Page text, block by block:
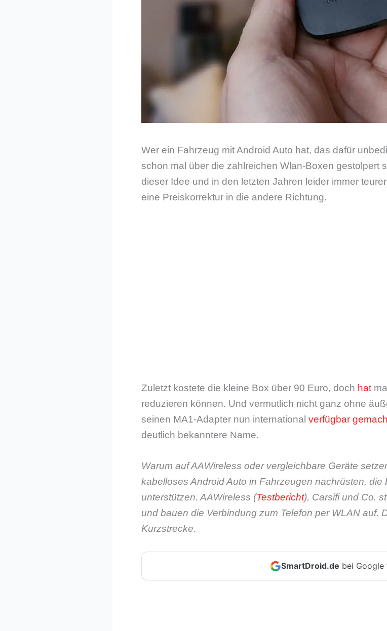
Wer ein Fahrzeug mit Android Auto hat, das dafür
schon mal über die zahlreichen Wlan-Boxen gestolpert
dieser Idee und in den letzten Jahren leider immer
eine Preiskorrektur in die andere Richtung.
Zuletzt kostete die kleine Box über 90 Euro, doch hat
reduzieren können. Und vermutlich nicht ganz ohne
seinen MA1-Adapter nun international verfügbar
deutlich bekanntere Name.
Warum auf AAWireless oder vergleichbare Geräte
kabelloses Android Auto in Fahrzeugen nachrüsten, die
unterstützen. AAWireless (Testbericht), Carsifi und Co.
und bauen die Verbindung zum Telefon per WLAN auf.
Kurzstrecke.
SmartDroid.de bei Google